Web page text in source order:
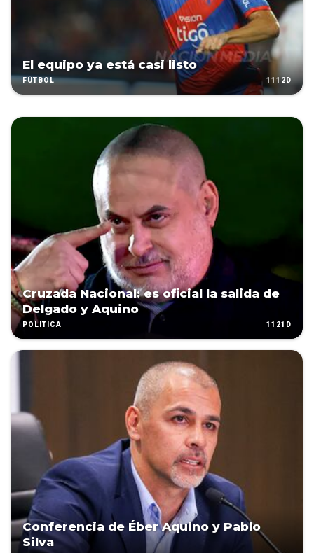
El equipo ya está casi listo
FÚTBOL 1112D
Cruzada Nacional: es oficial la salida de
Delgado y Aquino
POLÍTICA 1121D
Conferencia de Éber Aquino y Pablo
Silva